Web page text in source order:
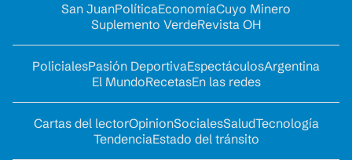
San JuanPolíticaEconomíaCuyo Minero
Suplemento VerdeRevista OH
PolicialesPasión DeportivaEspectáculosArgentina
El MundoRecetasEn las redes
Cartas del lectorOpinionSocialesSaludTecnología
TendenciaEstado del tránsito